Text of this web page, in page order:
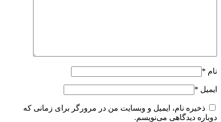
نام *
ایمیل *
ذخیره نام، ایمیل و وبسایت من در مرورگر برای زمانی که
دوباره دیدگاهی می‌نویسم.